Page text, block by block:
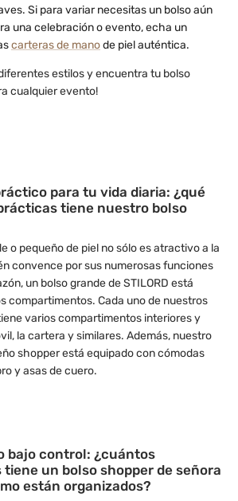
Si para variar necesitas un bolso aún
una celebración o evento, echa un
carteras de manode piel auténtica.
estilos y encuentra tu bolso
cualquier evento!
para tu vida diaria: ¿qué
tiene nuestro bolso
o pequeño de piel no sólo es atractivo a la
convence por sus numerosas funciones
un bolso grande de STILORD está
compartimentos. Cada uno de nuestros
varios compartimentos interiores y
la cartera y similares. Además, nuestro
shopper está equipado con cómodas
y asas de cuero.
bajo control: ¿cuántos
un bolso shopper de señora
están organizados?